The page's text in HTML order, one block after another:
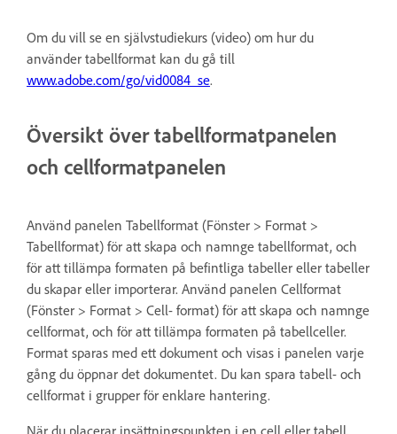
Om du vill se en självstudiekurs (video) om hur du
använder tabellformat kan du gå till
www.adobe.com/go/vid0084_se.
Översikt över tabellformatpanelen
och cellformatpanelen
Använd panelen Tabellformat (Fönster > Format >
Tabellformat) för att skapa och namnge tabellformat, och
för att tillämpa formaten på befintliga tabeller eller tabeller
du skapar eller importerar. Använd panelen Cellformat
(Fönster > Format > Cell- format) för att skapa och namnge
cellformat, och för att tillämpa formaten på tabellceller.
Format sparas med ett dokument och visas i panelen varje
gång du öppnar det dokumentet. Du kan spara tabell- och
cellformat i grupper för enklare hantering.